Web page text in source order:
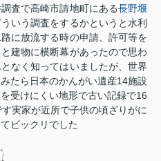
査で高崎市請地町にある長野堰
いう調査をするかというと水利
に放流する時の申請、許可等を
建物に横断幕があったので思わ
なく知ってはいましたが、世界
たら日本のかんがい遺産14施設
受けにくい地形で古い記録で16
実家が近所で子供の頃ざりがに
ビックリでした